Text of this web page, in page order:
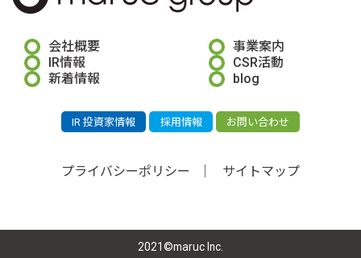
会社概要
事業案内
IR情報
CSR活動
新着情報
blog
IR 投資家情報 採用情報 お問い合わせ
プライバシーポリシー サイトマップ
2021©maruc Inc.